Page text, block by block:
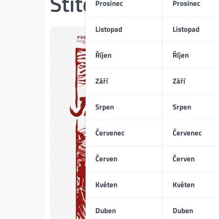
Prosinec
Listopad
Říjen
Září
Srpen
Červenec
Červen
Květen
Duben
Prosinec
Listopad
Říjen
Září
Srpen
Červenec
Červen
Květen
Duben